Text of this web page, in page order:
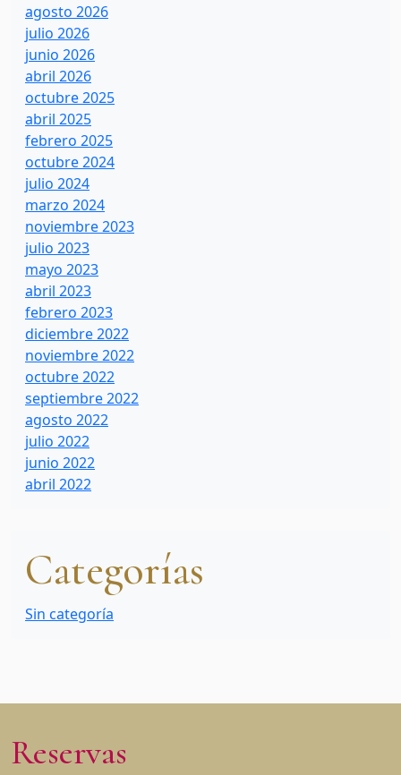
agosto 2026
julio 2026
junio 2026
abril 2026
octubre 2025
abril 2025
febrero 2025
octubre 2024
julio 2024
marzo 2024
noviembre 2023
julio 2023
mayo 2023
abril 2023
febrero 2023
diciembre 2022
noviembre 2022
octubre 2022
septiembre 2022
agosto 2022
julio 2022
junio 2022
abril 2022
Categorías
Sin categoría
Reservas